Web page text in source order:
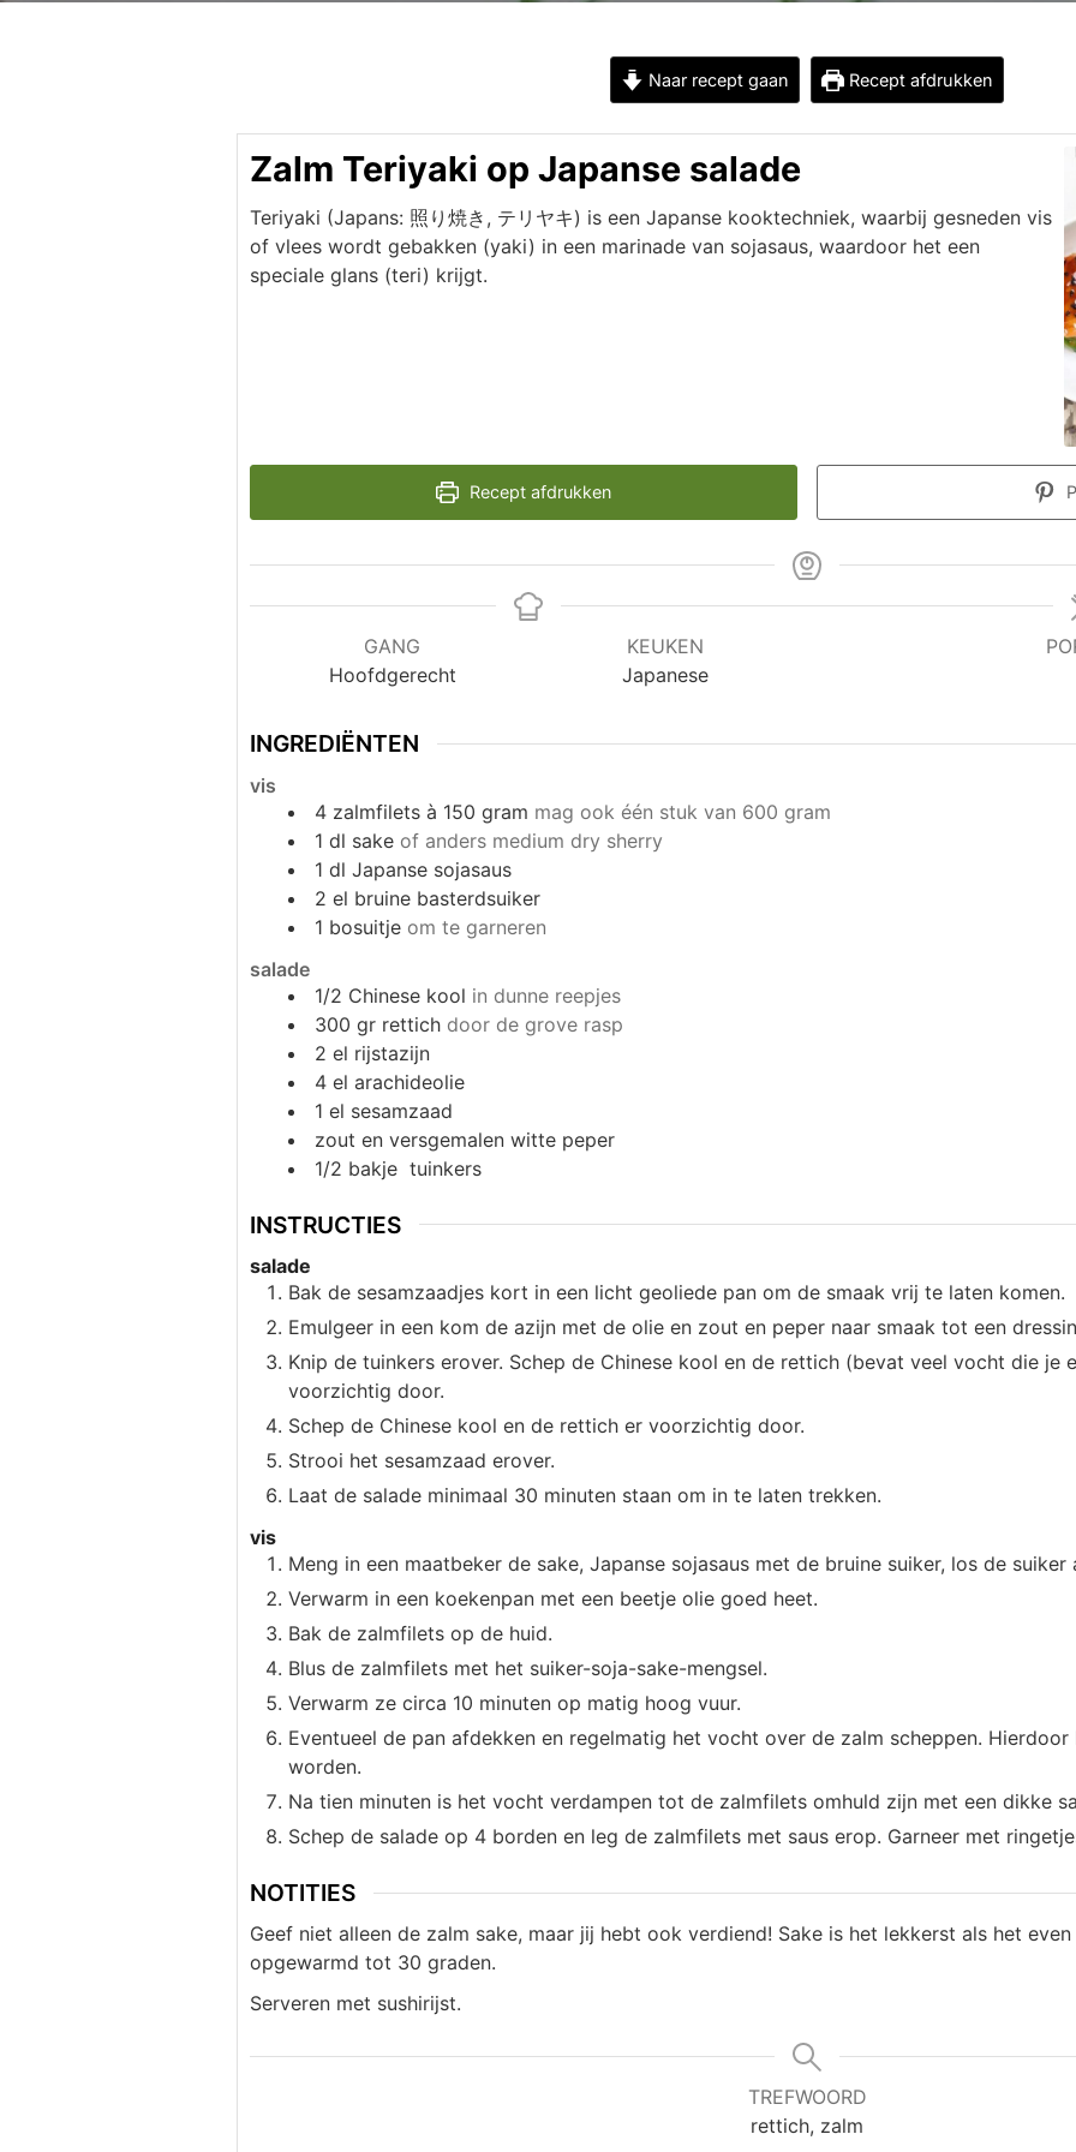
Naar recept gaan Recept afdrukken
Zalm Teriyaki op Japanse salade
Teriyaki (Japans: 照り焼き, テリヤキ) is een Japanse kooktechniek, waarbij gesneden vis
of vlees wordt gebakken (yaki) in een marinade van sojasaus, waardoor het een
speciale glans (teri) krijgt.
Recept afdrukken
GANG
Hoofdgerecht
KEUKEN
Japanese
INGREDIËNTEN
vis
4 zalmfilets à 150 gram mag ook één stuk van 600 gram
1 dl sake of anders medium dry sherry
1 dl Japanse sojasaus
2 el bruine basterdsuiker
1 bosuitje om te garneren
salade
1/2 Chinese kool in dunne reepjes
300 gr rettich door de grove rasp
2 el rijstazijn
4 el arachideolie
1 el sesamzaad
zout en versgemalen witte peper
1/2 bakje tuinkers
INSTRUCTIES
salade
Bak de sesamzaadjes kort in een licht geoliede pan om de smaak vrij te laten komen.
Emulgeer in een kom de azijn met de olie en zout en peper naar smaak tot een
Knip de tuinkers erover. Schep de Chinese kool en de rettich (bevat veel vocht die je
voorzichtig door.
Schep de Chinese kool en de rettich er voorzichtig door.
Strooi het sesamzaad erover.
Laat de salade minimaal 30 minuten staan om in te laten trekken.
vis
Meng in een maatbeker de sake, Japanse sojasaus met de bruine suiker, los de suiker
Verwarm in een koekenpan met een beetje olie goed heet.
Bak de zalmfilets op de huid.
Blus de zalmfilets met het suiker-soja-sake-mengsel.
Verwarm ze circa 10 minuten op matig hoog vuur.
Eventueel de pan afdekken en regelmatig het vocht over de zalm scheppen.
worden.
Na tien minuten is het vocht verdampen tot de zalmfilets omhuld zijn met een dikke
Schep de salade op 4 borden en leg de zalmfilets met saus erop. Garneer met
NOTITIES
Geef niet alleen de zalm sake, maar jij hebt ook verdiend! Sake is het lekkerst als het
opgewarmd tot 30 graden.
Serveren met sushirijst.
TREFWOORD
rettich, zalm